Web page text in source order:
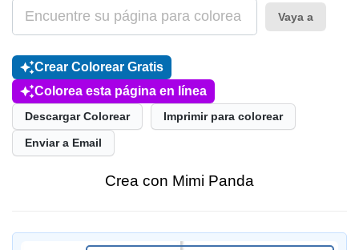
Vaya a
Crear Colorear Gratis
Colorea esta página en línea
Descargar Colorear Imprimir para colorear
Enviar a Email
Crea con Mimi Panda